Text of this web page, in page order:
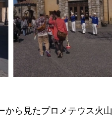
から見たプロメテウス火山